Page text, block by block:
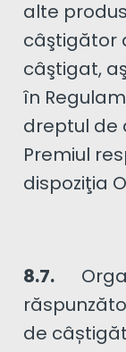
alte
câştigător
câştigat,
în
dreptul de
Premiul
dispoziţia
8.7.
de